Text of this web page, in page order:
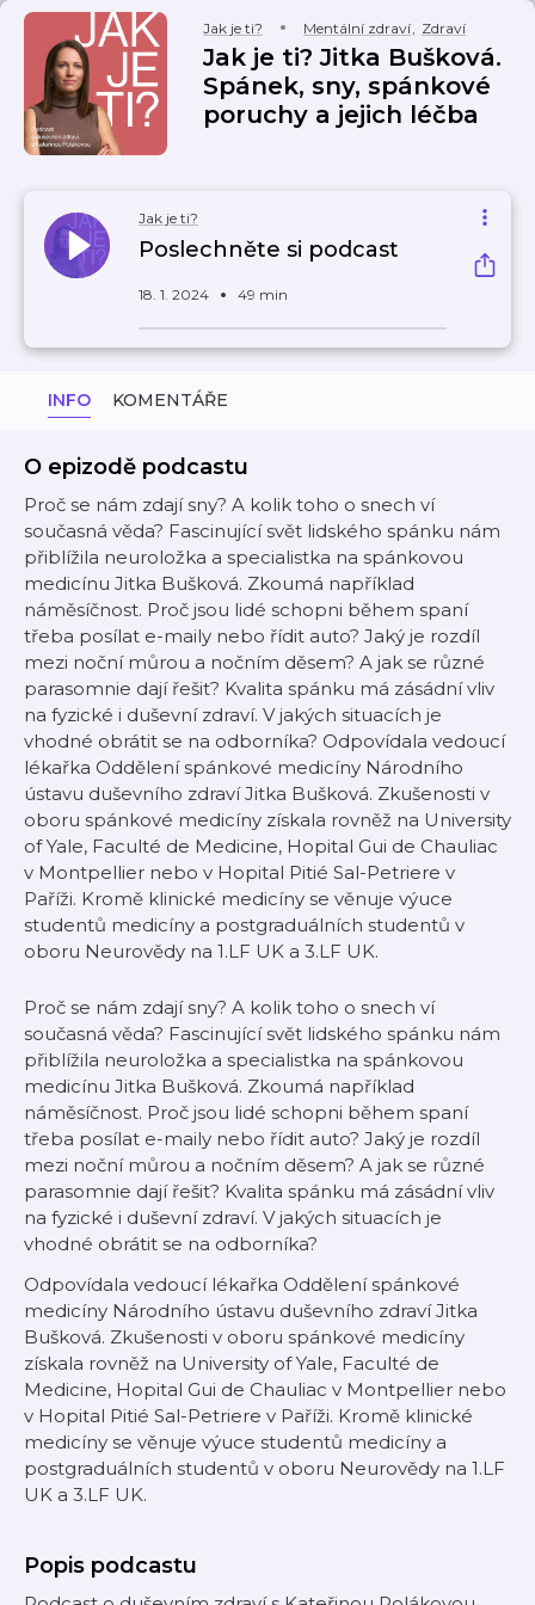
Jak je ti? Mentální zdraví, Zdraví
Jak je ti? Jitka Bušková.
Spánek, sny, spánkové
poruchy a jejich léčba
Jak je ti?
Poslechněte si podcast
18. 1. 2024 49 min
INFO KOMENTÁŘE
O epizodě podcastu
Proč se nám zdají sny? A kolik toho o snech ví
současná věda? Fascinující svět lidského spánku nám
přiblížila neuroložka a specialistka na spánkovou
medicínu Jitka Bušková. Zkoumá například
náměsíčnost. Proč jsou lidé schopni během spaní
třeba posílat e-maily nebo řídit auto? Jaký je rozdíl
mezi noční můrou a nočním děsem? A jak se různé
parasomnie dají řešit? Kvalita spánku má zásádní vliv
na fyzické i duševní zdraví. V jakých situacích je
vhodné obrátit se na odborníka? Odpovídala vedoucí
lékařka Oddělení spánkové medicíny Národního
ústavu duševního zdraví Jitka Bušková. Zkušenosti v
oboru spánkové medicíny získala rovněž na University
of Yale, Faculté de Medicine, Hopital Gui de Chauliac
v Montpellier nebo v Hopital Pitié Sal-Petriere v
Paříži. Kromě klinické medicíny se věnuje výuce
studentů medicíny a postgraduálních studentů v
oboru Neurovědy na 1.LF UK a 3.LF UK.
Proč se nám zdají sny? A kolik toho o snech ví
současná věda? Fascinující svět lidského spánku nám
přiblížila neuroložka a specialistka na spánkovou
medicínu Jitka Bušková. Zkoumá například
náměsíčnost. Proč jsou lidé schopni během spaní
třeba posílat e-maily nebo řídit auto? Jaký je rozdíl
mezi noční můrou a nočním děsem? A jak se různé
parasomnie dají řešit? Kvalita spánku má zásádní vliv
na fyzické i duševní zdraví. V jakých situacích je
vhodné obrátit se na odborníka?
Odpovídala vedoucí lékařka Oddělení spánkové
medicíny Národního ústavu duševního zdraví Jitka
Bušková. Zkušenosti v oboru spánkové medicíny
získala rovněž na University of Yale, Faculté de
Medicine, Hopital Gui de Chauliac v Montpellier nebo
v Hopital Pitié Sal-Petriere v Paříži. Kromě klinické
medicíny se věnuje výuce studentů medicíny a
postgraduálních studentů v oboru Neurovědy na 1.LF
UK a 3.LF UK.
Popis podcastu